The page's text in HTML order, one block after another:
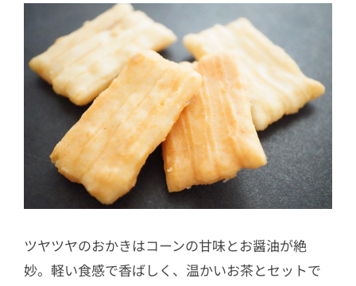
ツヤツヤのおかきはコーンの甘味とお醤油が絶
妙。軽い食感で香ばしく、温かいお茶とセットで